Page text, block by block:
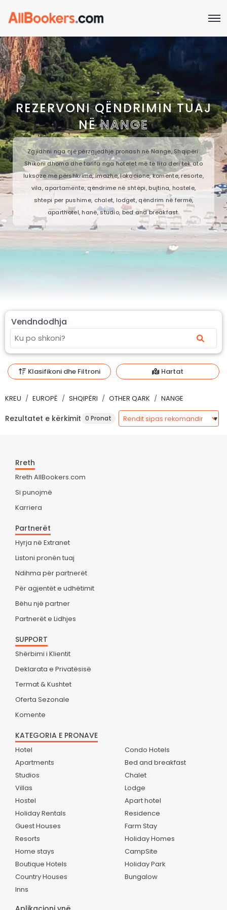
REZERVONI QËNDRIMIN TUAJ
NËNANGE
Zgjidhni nga një përzgjedhje pronash në Nange, Shqipëri.
Shikoni dhoma dhe tarifa nga hotelet më të lira deri tek ato
luksoze me përshkrime, imazhe, lokacione, komente, resorte,
vila, apartamente, qëndrime në shtëpi, bujtina, hostele,
shtepi per pushime, chalet, lodget, qëndrim në fermë,
aparthotel, hanë, studio, bed and breakfast.
Vendndodhja
Klasifikoni dhe Filtroni Hartat
KREU EUROPË SHQIPËRI OTHER QARK NANGE
Rezultatet e kërkimit 0 Pronat
Rreth
Rreth AllBookers.com
Si punojmë
Karriera
Partnerët
Hyrja në Extranet
Listoni pronën tuaj
Ndihma për partnerët
Për agjentët e udhëtimit
Bëhu një partner
Partnerët e Lidhjes
SUPPORT
Shërbimi i Klientit
Deklarata e Privatësisë
Termat & Kushtet
Oferta Sezonale
Komente
KATEGORIA E PRONAVE
Hotel
Apartments
Studios
Villas
Hostel
Holiday Rentals
Guest Houses
Resorts
Home stays
Boutique Hotels
Country Houses
Inns
Condo Hotels
Bed and breakfast
Chalet
Lodge
Apart hotel
Residence
Farm Stay
Holiday Homes
CampSite
Holiday Park
Bungalow